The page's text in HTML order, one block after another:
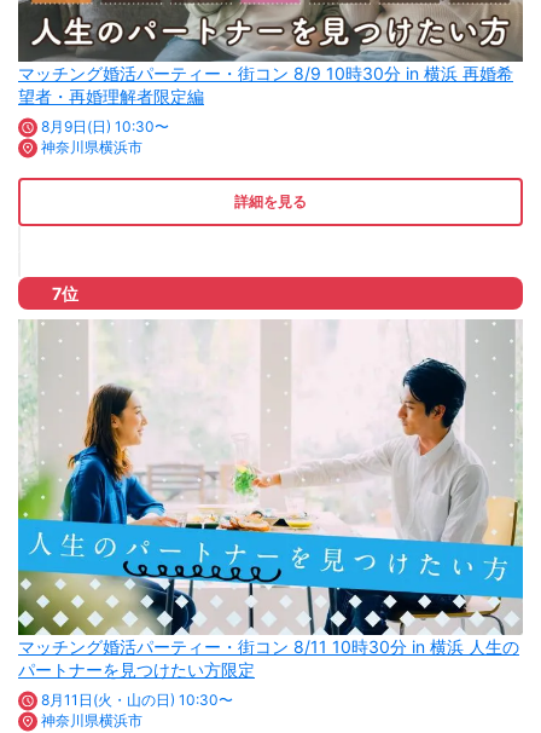
マッチング婚活パーティー・街コン 8/9 10時30分 in 横浜 再婚希
望者・再婚理解者限定編
8月9日(日) 10:30〜
神奈川県横浜市
詳細を見る
7位
マッチング婚活パーティー・街コン 8/11 10時30分 in 横浜 人生の
パートナーを見つけたい方限定
8月11日(火・山の日) 10:30〜
神奈川県横浜市